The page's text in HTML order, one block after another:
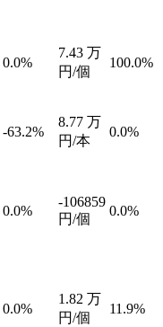
0.0%
7.43 万
円/個
100.0%
-63.2%
8.77 万
円/本
0.0%
0.0%
-106859
円/個
0.0%
0.0%
1.82 万
円/個
11.9%